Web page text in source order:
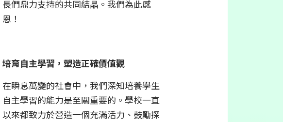
長們鼎力支持的共同結晶。我們為此感
恩！
培育自主學習，塑造正確價值觀
在瞬息萬變的社會中，我們深知培養學生
自主學習的能力是至關重要的。學校一直
以來都致力於營造一個充滿活力、鼓勵探